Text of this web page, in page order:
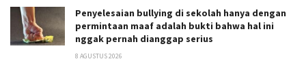
Penyelesaian bullying di sekolah hanya dengan
permintaan maaf adalah bukti bahwa hal ini
nggak pernah dianggap serius
8 AGUSTUS 2026